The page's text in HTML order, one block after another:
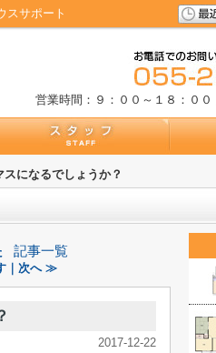
スサポート
営業時間：９：００～１８：００
になるでしょうか？
記事一覧
｜次へ ≫
2017-12-22